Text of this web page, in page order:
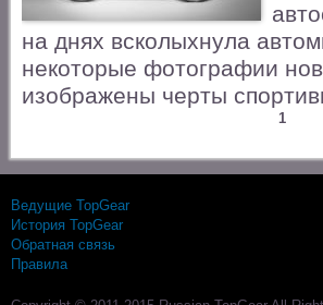
на днях всколыхнула
некоторые фотографии
изображены черты
1
Ведущие TopGear
История TopGear
Обратная связь
Правила